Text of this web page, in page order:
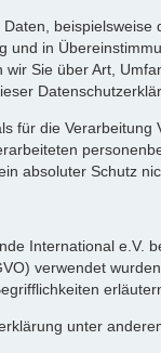
und in
Sie über Art,
für die
absoluter Schutz
International e.V.
verwendet
unter